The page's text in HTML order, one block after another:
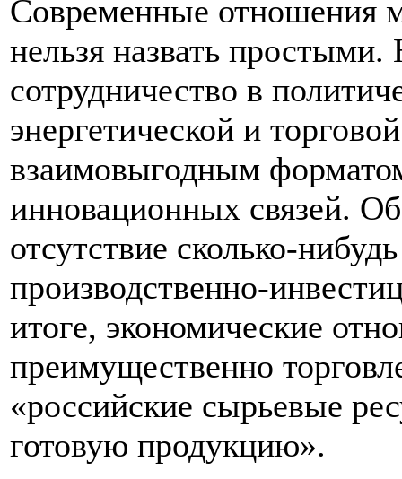
Современные отношения
нельзя назвать
сотрудничество в
энергетической и
взаимовыгодным
инновационных связей.
отсутствие сколько-
производственно-
итоге, экономические
преимущественно
«российские сырьевые
готовую продукцию».